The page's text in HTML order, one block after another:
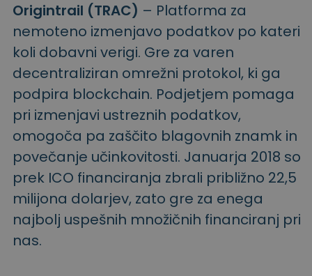
Origintrail (TRAC) – Platforma za
nemoteno izmenjavo podatkov po kateri
koli dobavni verigi. Gre za varen
decentraliziran omrežni protokol, ki ga
podpira blockchain. Podjetjem pomaga
pri izmenjavi ustreznih podatkov,
omogoča pa zaščito blagovnih znamk in
povečanje učinkovitosti. Januarja 2018 so
prek ICO financiranja zbrali približno 22,5
milijona dolarjev, zato gre za enega
najbolj uspešnih množičnih financiranj pri
nas.